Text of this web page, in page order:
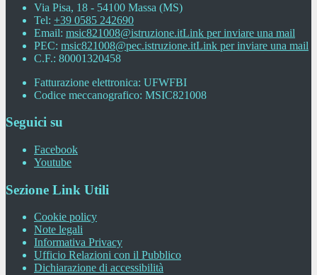
Via Pisa, 18 - 54100 Massa (MS)
Tel: +39 0585 242690
Email: msic821008@istruzione.itLink per inviare una mail
PEC: msic821008@pec.istruzione.itLink per inviare una mail
C.F.: 80001320458
Fatturazione elettronica: UFWFBI
Codice meccanografico: MSIC821008
Seguici su
Facebook
Youtube
Sezione Link Utili
Cookie policy
Note legali
Informativa Privacy
Ufficio Relazioni con il Pubblico
Dichiarazione di accessibilità